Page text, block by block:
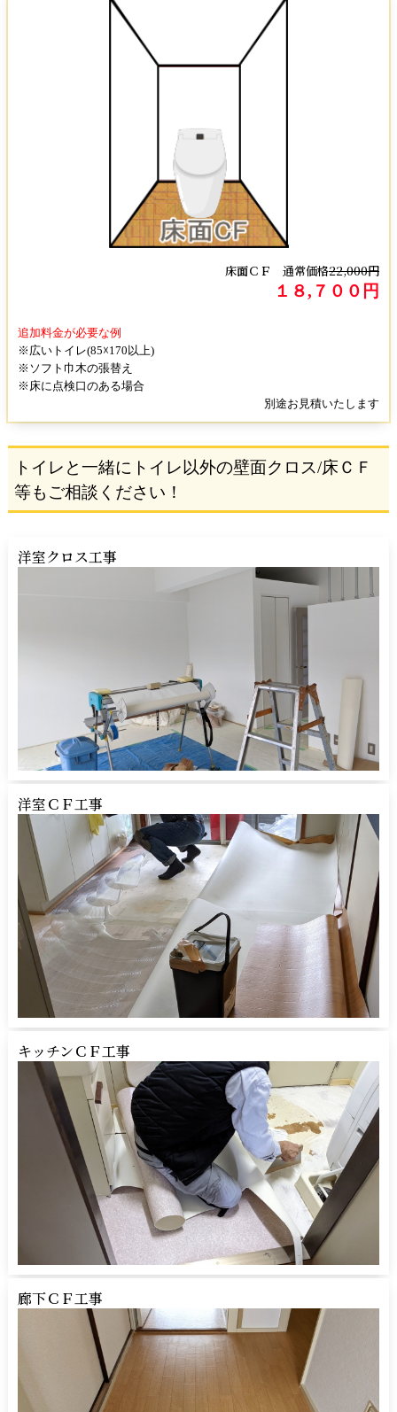
床面ＣＦ 通常価格22,000円
１８,７００円
追加料金が必要な例
※広いトイレ(85☓170以上)
※ソフト巾木の張替え
※床に点検口のある場合
別途お見積いたします
トイレと一緒に トイレ以外の壁面クロス/床ＣＦ
等もご相談ください！
洋室クロス工事
洋室ＣＦ工事
キッチンＣＦ工事
廊下ＣＦ工事